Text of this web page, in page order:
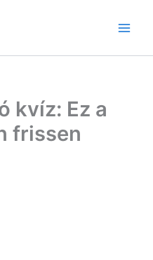
kvíz: Ez a
frissen